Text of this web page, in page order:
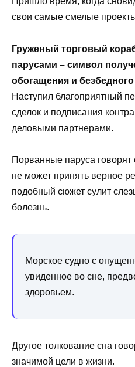
свои самые смелые
Груженый торговый
парусами – символ
обогащения и
Наступил благоприятный
сделок и подписания
деловыми партнерами.
Порванные паруса говорят
не может принять верное
подобный сюжет сулит
болезнь.
Морское судно с
увиденное во сне,
здоровьем.
Другое толкование сна
значимой цели в жизни.